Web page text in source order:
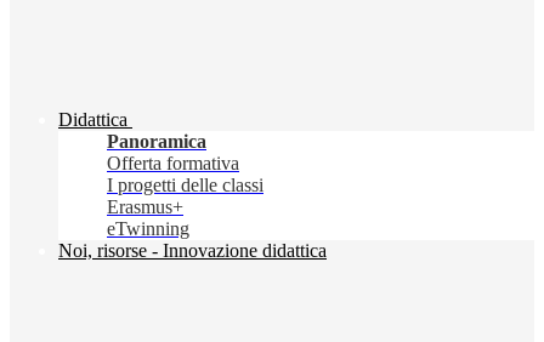
Didattica
Panoramica
Offerta formativa
I progetti delle classi
Erasmus+
eTwinning
Noi, risorse - Innovazione didattica